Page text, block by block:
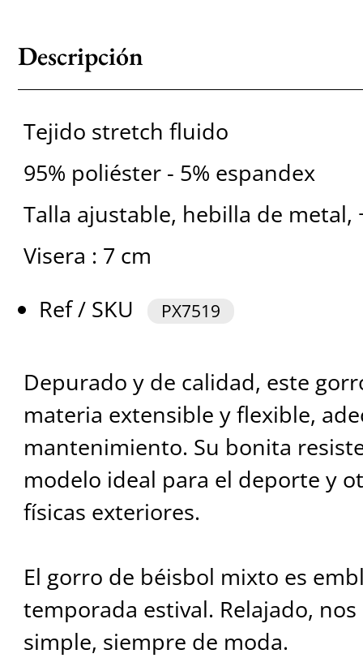
Descripción
Tejido stretch fluido
95% poliéster - 5% espandex
Talla ajustable, hebilla de metal,
Visera : 7 cm
Ref / SKU
PX7519
Depurado y de calidad, este
materia extensible y flexible,
mantenimiento. Su bonita
modelo ideal para el deporte y
físicas exteriores.
El gorro de béisbol mixto es
temporada estival. Relajado,
simple, siempre de moda.